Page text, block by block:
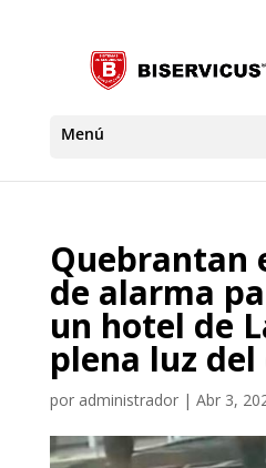
Quebrantan
de alarma
un hotel de
plena luz del
por administrador| Abr 3,